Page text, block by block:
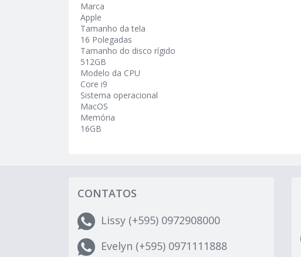
Marca
Apple
Tamanho da tela
16 Polegadas
Tamanho do disco rígido
512GB
Modelo da CPU
Core i9
Sistema operacional
MacOS
Memória
16GB
CONTATOS
Lissy (+595) 0972908000
Evelyn (+595) 0971111888